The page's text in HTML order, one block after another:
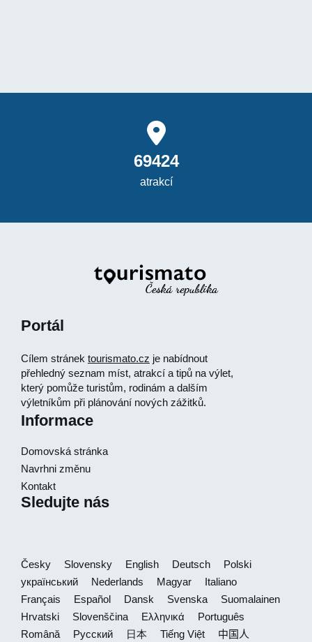
69424
atrakcí
Portál
Cílem stránek tourismato.cz je nabídnout
přehledný seznam míst, atrakcí a tipů na výlet,
který pomůže turistům, rodinám a dalším
výletníkům při plánování nových zážitků.
Informace
Domovská stránka
Navrhni změnu
Kontakt
Sledujte nás
Česky Slovensky English Deutsch
Polski
український
Nederlands Magyar
Italiano
Français
Español Dansk Svenska
Suomalainen
Hrvatski
Slovenščina Ελληνικά
Português
Română
Русский 日本 Tiếng Việt 中国人